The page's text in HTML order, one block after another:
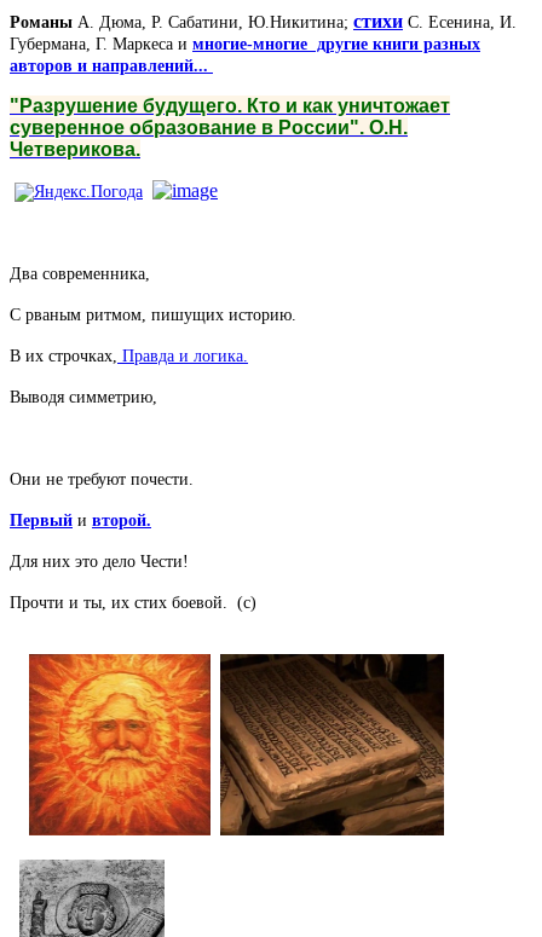
Романы А. Дюма, Р. Сабатини, Ю.Никитина; стихи С. Есенина, И.
Губермана, Г. Маркеса и многие-многие другие книги разных
авторов и направлений...
"Разрушение будущего. Кто и как уничтожает
суверенное образование в России". О.Н.
Четверикова.
Два современника,
С рваным ритмом, пишущих историю.
В их строчках, Правда и логика.
Выводя симметрию,
Они не требуют почести.
Первый и второй.
Для них это дело Чести!
Прочти и ты, их стих боевой. (с)